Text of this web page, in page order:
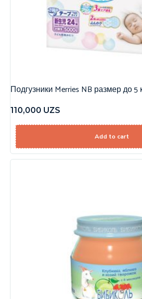
Подгузники Merries NB размер до 5
110,000 UZS
Add to cart